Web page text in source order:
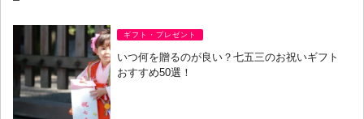
ギフト・プレゼント
いつ何を贈るのが良い？七五三のお祝いギフト
おすすめ50選！